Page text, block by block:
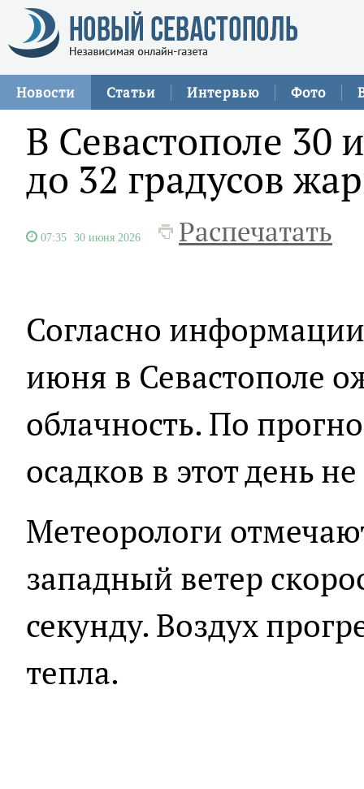
Новости Статьи Интервью Фото
В Севастополе 30
до 32 градусов
07:35 30 июня 2026 Распечатать
Согласно
июня в Севастополе
облачность. По
осадков в этот день
Метеорологи
западный ветер
секунду. Воздух
тепла.